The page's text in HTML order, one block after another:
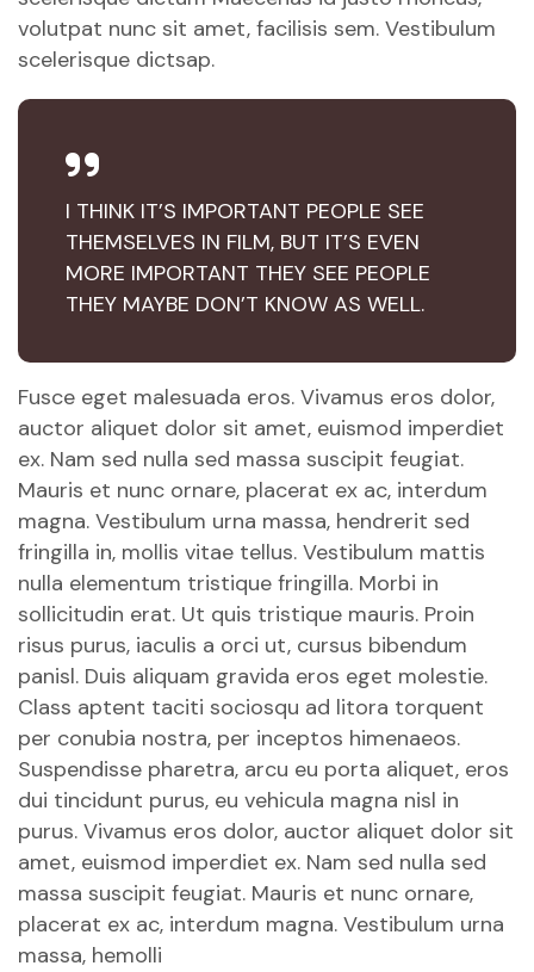
volutpat nunc sit amet, facilisis sem. Vestibulum
scelerisque dictsap.
I THINK IT’S IMPORTANT PEOPLE SEE
THEMSELVES IN FILM, BUT IT’S EVEN
MORE IMPORTANT THEY SEE PEOPLE
THEY MAYBE DON’T KNOW AS WELL.
Fusce eget malesuada eros. Vivamus eros dolor,
auctor aliquet dolor sit amet, euismod imperdiet
ex. Nam sed nulla sed massa suscipit feugiat.
Mauris et nunc ornare, placerat ex ac, interdum
magna. Vestibulum urna massa, hendrerit sed
fringilla in, mollis vitae tellus. Vestibulum mattis
nulla elementum tristique fringilla. Morbi in
sollicitudin erat. Ut quis tristique mauris. Proin
risus purus, iaculis a orci ut, cursus bibendum
panisl. Duis aliquam gravida eros eget molestie.
Class aptent taciti sociosqu ad litora torquent
per conubia nostra, per inceptos himenaeos.
Suspendisse pharetra, arcu eu porta aliquet, eros
dui tincidunt purus, eu vehicula magna nisl in
purus. Vivamus eros dolor, auctor aliquet dolor sit
amet, euismod imperdiet ex. Nam sed nulla sed
massa suscipit feugiat. Mauris et nunc ornare,
placerat ex ac, interdum magna. Vestibulum urna
massa, hemolli